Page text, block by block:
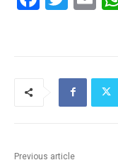
k
Previous article